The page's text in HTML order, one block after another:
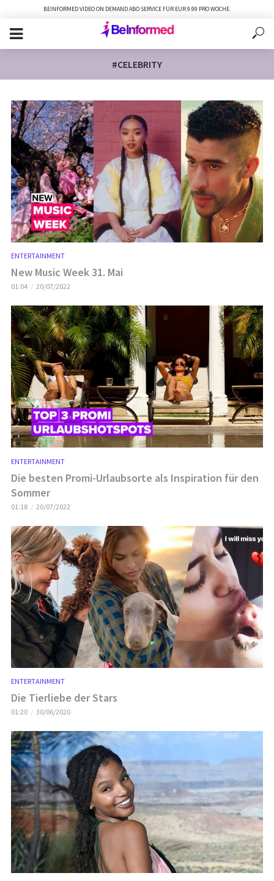
BEINFORMED VIDEO ON DEMAND ABO SERVICE FÜR EUR 9.99 PRO WOCHE.
#CELEBRITY
ENTERTAINMENT
New Music Week 31. Mai
01:04 20/07/2022
ENTERTAINMENT
Die besten Promi-Urlaubsorte als Inspiration für den
Sommer
01:18 20/07/2022
ENTERTAINMENT
Die Tierliebe der Stars
01:20 30/06/2020